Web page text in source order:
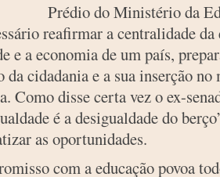
Prédio do Ministério da
reafirmar a centralidade da
e a economia de um país,
da cidadania e a sua inserção
Como disse certa vez o ex-
é a desigualdade do
as oportunidades.
com a educação povoa